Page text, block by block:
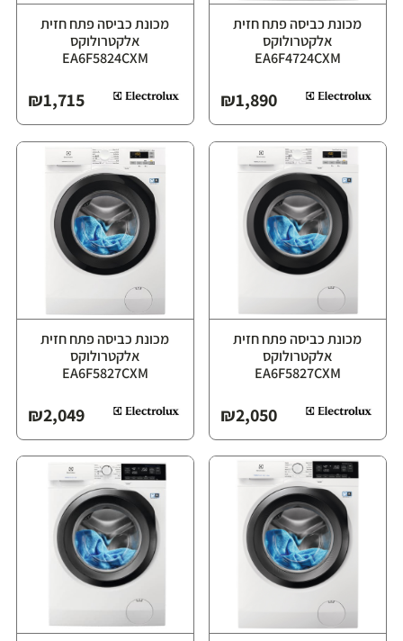
מכונת כביסה פתח חזית
אלקטרולוקס
EA6F4724CXM
₪1,890
מכונת כביסה פתח חזית
אלקטרולוקס
EA6F5824CXM
₪1,715
מכונת כביסה פתח חזית
אלקטרולוקס
EA6F5827CXM
₪2,050
מכונת כביסה פתח חזית
אלקטרולוקס
EA6F5827CXM
₪2,049